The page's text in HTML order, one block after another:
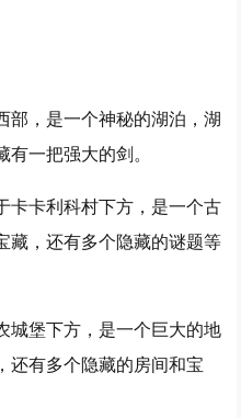
部，是一个神秘的湖泊，湖
一把强大的剑。
卡卡利科村下方，是一个古
藏，还有多个隐藏的谜题等
城堡下方，是一个巨大的地
还有多个隐藏的房间和宝